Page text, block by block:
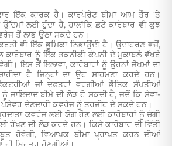
ਇੱਕ ਕਾਰਕ ਹੈ। ਕਾਰਪੋਰੇਟ ਬੀਮਾ ਆਮ ਤੌਰ 'ਤੇ
ਲਈ ਹੁੰਦਾ ਹੈ, ਹਾਲਾਂਕਿ ਛੋਟੇ ਕਾਰੋਬਾਰ ਵੀ ਕੁਝ
ਤੋਂ ਲਾਭ ਉਠਾ ਸਕਦੇ ਹਨ।
ਵੀ ਇੱਕ ਭੂਮਿਕਾ ਨਿਭਾਉਂਦੀ ਹੈ। ਉਦਾਹਰਣ ਵਜੋਂ,
ਕਾਰੋਬਾਰ ਨੂੰ ਇੱਕ ਤਕਨੀਕੀ ਕੰਪਨੀ ਦੇ ਮੁਕਾਬਲੇ ਵੱਖਰੇ
ਇਸ ਤੋਂ ਇਲਾਵਾ, ਕਾਰੋਬਾਰਾਂ ਨੂੰ ਉਹਨਾਂ ਜੋਖਮਾਂ ਦਾ
ਹੈ ਜਿਨ੍ਹਾਂ ਦਾ ਉਹ ਸਾਹਮਣਾ ਕਰਦੇ ਹਨ।
ਜਾਂ ਦਫਤਰਾਂ ਵਰਗੀਆਂ ਭੌਤਿਕ ਸੰਪਤੀਆਂ
ਜਾਇਦਾਦ ਬੀਮੇ ਦੀ ਲੋੜ ਹੋ ਸਕਦੀ ਹੈ, ਜਦੋਂ ਕਿ ਸੇਵਾ-
ਪੇਸ਼ੇਵਰ ਦੇਣਦਾਰੀ ਕਵਰੇਜ ਨੂੰ ਤਰਜੀਹ ਦੇ ਸਕਦੇ ਹਨ।
ਕਵਰੇਜ ਲਈ ਯੋਗ ਹੋਣ ਲਈ ਕਾਰੋਬਾਰਾਂ ਨੂੰ ਚੰਗੀ
ਰੱਖਣ ਦੀ ਲੋੜ ਕਰਦੇ ਹਨ। ਕਿਸੇ ਕਾਰੋਬਾਰ ਦੀ ਵਿੱਤੀ
ਹੋਵੇਗੀ, ਵਿਆਪਕ ਬੀਮਾ ਪ੍ਰਾਪਤ ਕਰਨ ਦੀਆਂ